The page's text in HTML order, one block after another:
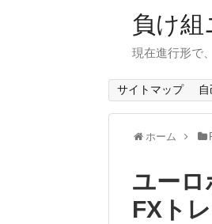
負け組
現在進行形で
サイトマップ
ホーム
ユーロ
FXト